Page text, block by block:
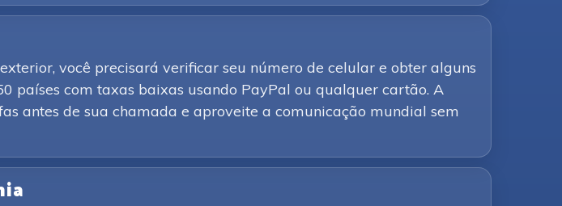
você precisará verificar seu número de celular e obter alguns
países com taxas baixas usando PayPal ou qualquer cartão. A
antes de sua chamada e aproveite a comunicação mundial sem